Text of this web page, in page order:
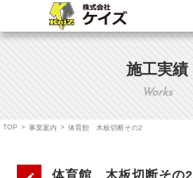
施工実績
Works
TOP > 事業案内 > 体育館 木板切断その2
体育館 木板切断その2